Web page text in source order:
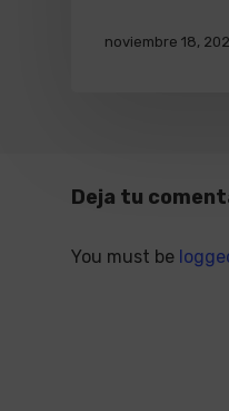
noviembre 18,
Deja tu
You must be